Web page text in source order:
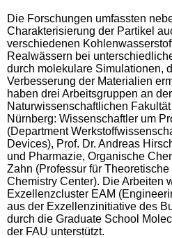
Die Forschungen umfassten
Charakterisierung der Partikel
verschiedenen
Realwässern bei
durch molekulare Simulationen,
Verbesserung der Materialien
haben drei Arbeitsgruppen an
Naturwissenschaftlichen
Nürnberg: Wissenschaftler um
(Department
Devices), Prof. Dr. Andreas
und Pharmazie, Organische
Zahn (Professur für
Chemistry Center). Die Arbeiten
Exzellenzcluster EAM
aus der Exzellenzinitiative des
durch die Graduate School
der FAU unterstützt.